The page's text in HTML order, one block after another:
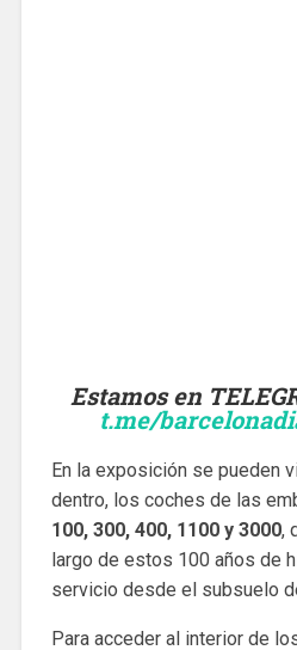
Estamos en
t.me/
En la exposición se pueden
dentro, los coches de las
100, 300, 400, 1100 y 3000,
largo de estos 100 años de
servicio desde el subsuelo
Para acceder al interior de